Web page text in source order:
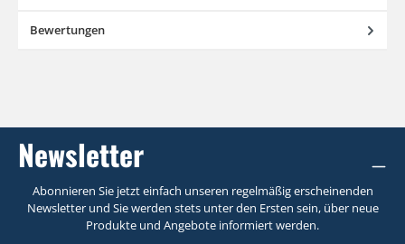
Bewertungen
Newsletter
Abonnieren Sie jetzt einfach unseren regelmäßig erscheinenden
Newsletter und Sie werden stets unter den Ersten sein, über neue
Produkte und Angebote informiert werden.